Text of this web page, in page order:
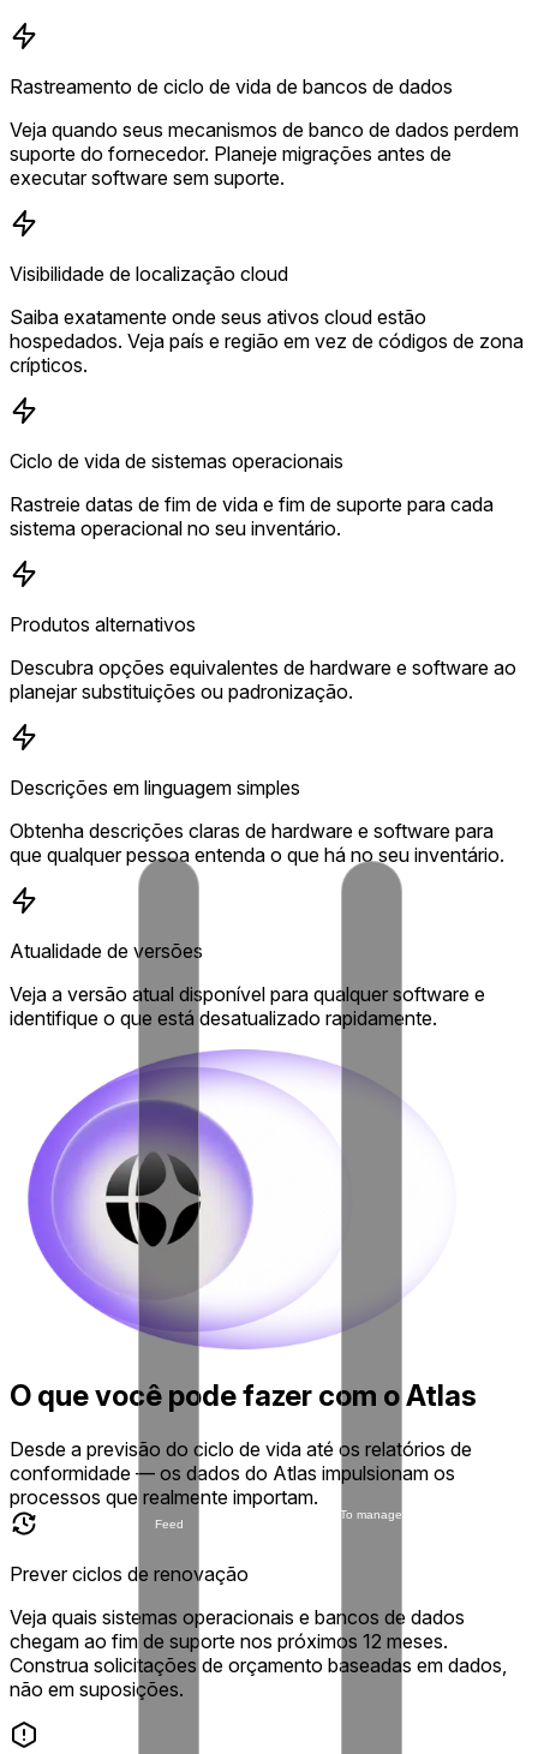
Feed
To manage
Rastreamento de ciclo de vida de bancos de dados
Veja quando seus mecanismos de banco de dados perdem
suporte do fornecedor. Planeje migrações antes de
executar software sem suporte.
Visibilidade de localização cloud
Saiba exatamente onde seus ativos cloud estão
hospedados. Veja país e região em vez de códigos de zona
crípticos.
Ciclo de vida de sistemas operacionais
Rastreie datas de fim de vida e fim de suporte para cada
sistema operacional no seu inventário.
Produtos alternativos
Descubra opções equivalentes de hardware e software ao
planejar substituições ou padronização.
Descrições em linguagem simples
Obtenha descrições claras de hardware e software para
que qualquer pessoa entenda o que há no seu inventário.
Atualidade de versões
Veja a versão atual disponível para qualquer software e
identifique o que está desatualizado rapidamente.
O que você pode fazer com o Atlas
Desde a previsão do ciclo de vida até os relatórios de
conformidade — os dados do Atlas impulsionam os
processos que realmente importam.
Prever ciclos de renovação
Veja quais sistemas operacionais e bancos de dados
chegam ao fim de suporte nos próximos 12 meses.
Construa solicitações de orçamento baseadas em dados,
não em suposições.